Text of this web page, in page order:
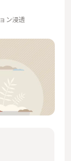
ン浸透